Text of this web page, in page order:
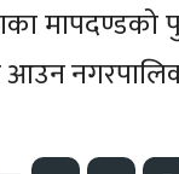
मापदण्डको
आउन